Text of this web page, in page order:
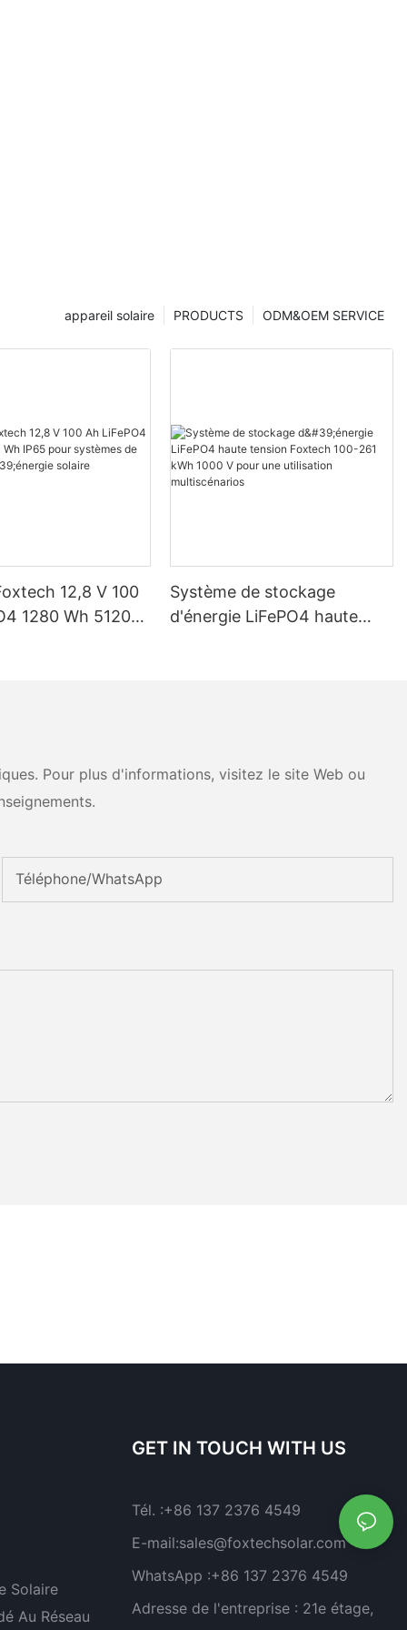
ODM&OEM SERVICE
PRODUCTS
appareil solaire
12,8 V 100
1280 Wh 5120
Système de stockage
d'énergie LiFePO4 haute
Pour plus d'informations, visitez le site Web ou
Téléphone/WhatsApp
Solaire
Au Réseau
GET IN TOUCH WITH US
Tél. :+86 137 2376 4549
E-mail:sales@foxtechsolar.com
WhatsApp :+86 137 2376 4549
Adresse de l'entreprise : 21e étage,